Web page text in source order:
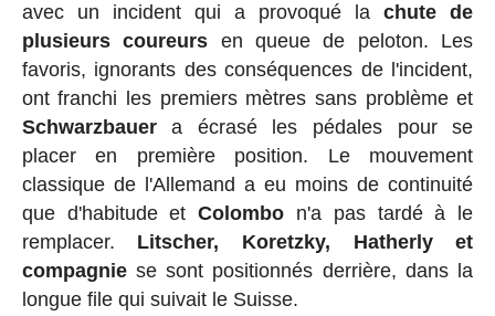
avec un incident qui a provoqué lachute de
plusieurs coureurs en queue de peloton. Les
favoris, ignorants des conséquences de l'incident,
ont franchi les premiers mètres sans problème et
Schwarzbauera écrasé les pédales pour se
placer en première position. Le mouvement
classique de l'Allemand a eu moins de continuité
que d'habitude etColombo n'a pas tardé à le
remplacer. Litscher, Koretzky, Hatherly et
compagniese sont positionnés derrière, dans la
longue file qui suivait le Suisse.